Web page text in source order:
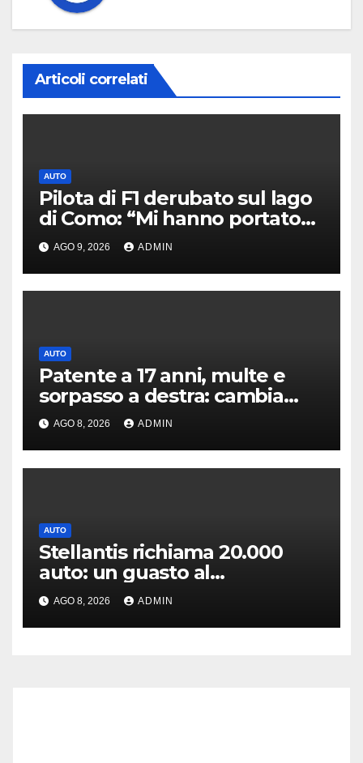
Articoli correlati
AUTO
Pilota di F1 derubato sul lago
di Como: “Mi hanno portato
via tutto”
AGO 9, 2026 ADMIN
AUTO
Patente a 17 anni, multe e
sorpasso a destra: cambia
tutto, nuove regole allo
studio
AGO 8, 2026 ADMIN
AUTO
Stellantis richiama 20.000
auto: un guasto al
servosterzo potrebbe
provocare un incendio
AGO 8, 2026 ADMIN